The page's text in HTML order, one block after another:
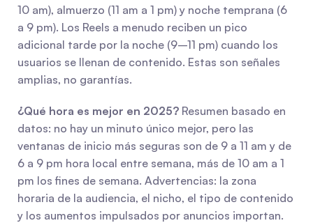
10 am), almuerzo (11 am a 1 pm) y noche temprana (6
a 9 pm). Los Reels a menudo reciben un pico
adicional tarde por la noche (9–11 pm) cuando los
usuarios se llenan de contenido. Estas son señales
amplias, no garantías.
¿Qué hora es mejor en 2025? Resumen basado en
datos: no hay un minuto único mejor, pero las
ventanas de inicio más seguras son de 9 a 11 am y de
6 a 9 pm hora local entre semana, más de 10 am a 1
pm los fines de semana. Advertencias: la zona
horaria de la audiencia, el nicho, el tipo de contenido
y los aumentos impulsados por anuncios importan.